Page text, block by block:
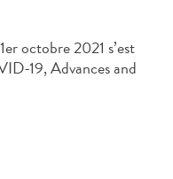
octobre 2021 s’est
19, Advances and